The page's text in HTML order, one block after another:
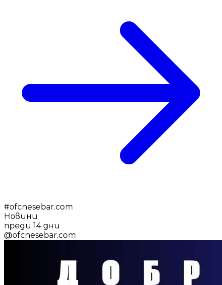
#ofcnesebar.com
Новини
преди 14 дни
@ofcnesebar.com